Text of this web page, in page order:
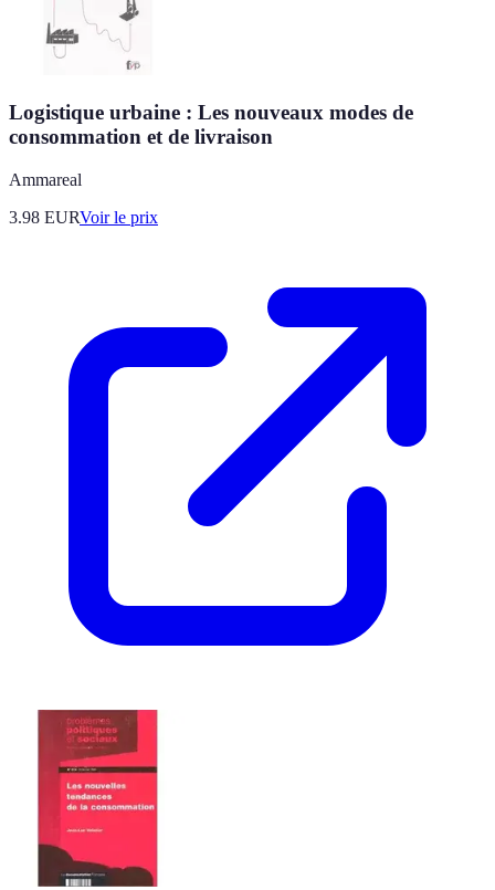
Logistique urbaine : Les nouveaux modes de
consommation et de livraison
Ammareal
3.98 EURVoir le prix